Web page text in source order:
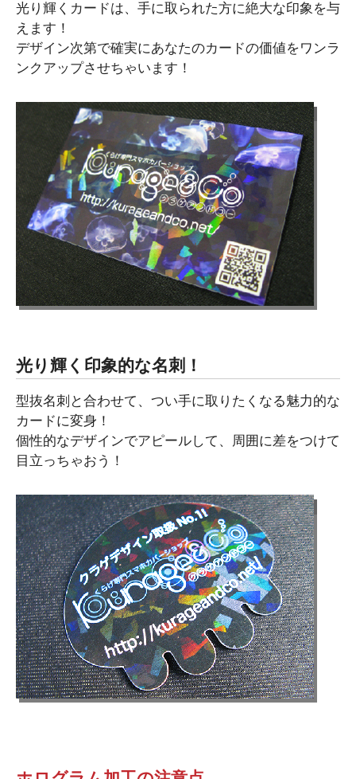
光り輝くカードは、手に取られた方に絶大な印象を与
えます！
デザイン次第で確実にあなたのカードの価値をワンラ
ンクアップさせちゃいます！
光り輝く印象的な名刺！
型抜名刺と合わせて、つい手に取りたくなる魅力的な
カードに変身！
個性的なデザインでアピールして、周囲に差をつけて
目立っちゃおう！